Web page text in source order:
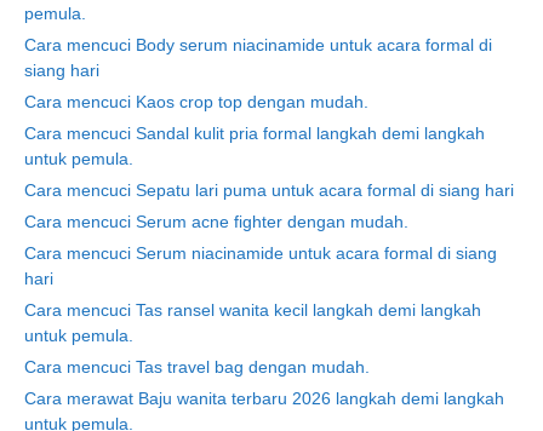
pemula.
Cara mencuci Body serum niacinamide untuk acara formal di
siang hari
Cara mencuci Kaos crop top dengan mudah.
Cara mencuci Sandal kulit pria formal langkah demi langkah
untuk pemula.
Cara mencuci Sepatu lari puma untuk acara formal di siang hari
Cara mencuci Serum acne fighter dengan mudah.
Cara mencuci Serum niacinamide untuk acara formal di siang
hari
Cara mencuci Tas ransel wanita kecil langkah demi langkah
untuk pemula.
Cara mencuci Tas travel bag dengan mudah.
Cara merawat Baju wanita terbaru 2026 langkah demi langkah
untuk pemula.